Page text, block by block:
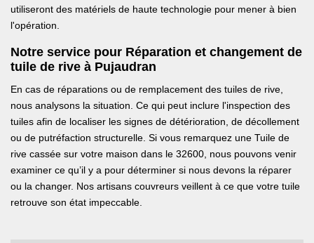
utiliseront des matériels de haute technologie pour mener à bien
l'opération.
Notre service pour Réparation et changement de
tuile de rive à Pujaudran
En cas de réparations ou de remplacement des tuiles de rive,
nous analysons la situation. Ce qui peut inclure l'inspection des
tuiles afin de localiser les signes de détérioration, de décollement
ou de putréfaction structurelle. Si vous remarquez une Tuile de
rive cassée sur votre maison dans le 32600, nous pouvons venir
examiner ce qu’il y a pour déterminer si nous devons la réparer
ou la changer. Nos artisans couvreurs veillent à ce que votre tuile
retrouve son état impeccable.